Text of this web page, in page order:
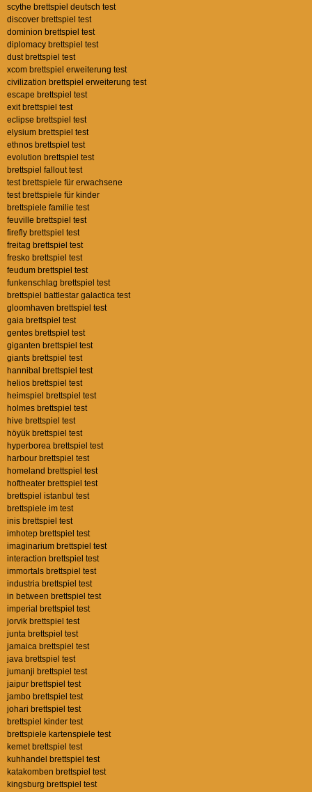
scythe brettspiel deutsch test
discover brettspiel test
dominion brettspiel test
diplomacy brettspiel test
dust brettspiel test
xcom brettspiel erweiterung test
civilization brettspiel erweiterung test
escape brettspiel test
exit brettspiel test
eclipse brettspiel test
elysium brettspiel test
ethnos brettspiel test
evolution brettspiel test
brettspiel fallout test
test brettspiele für erwachsene
test brettspiele für kinder
brettspiele familie test
feuville brettspiel test
firefly brettspiel test
freitag brettspiel test
fresko brettspiel test
feudum brettspiel test
funkenschlag brettspiel test
brettspiel battlestar galactica test
gloomhaven brettspiel test
gaia brettspiel test
gentes brettspiel test
giganten brettspiel test
giants brettspiel test
hannibal brettspiel test
helios brettspiel test
heimspiel brettspiel test
holmes brettspiel test
hive brettspiel test
höyük brettspiel test
hyperborea brettspiel test
harbour brettspiel test
homeland brettspiel test
hoftheater brettspiel test
brettspiel istanbul test
brettspiele im test
inis brettspiel test
imhotep brettspiel test
imaginarium brettspiel test
interaction brettspiel test
immortals brettspiel test
industria brettspiel test
in between brettspiel test
imperial brettspiel test
jorvik brettspiel test
junta brettspiel test
jamaica brettspiel test
java brettspiel test
jumanji brettspiel test
jaipur brettspiel test
jambo brettspiel test
johari brettspiel test
brettspiel kinder test
brettspiele kartenspiele test
kemet brettspiel test
kuhhandel brettspiel test
katakomben brettspiel test
kingsburg brettspiel test